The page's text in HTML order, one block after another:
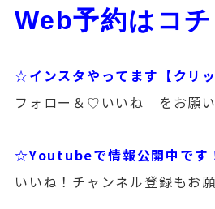
Web予約はコチ
☆インスタやってます【クリッ
フォロー＆♡いいね をお願
☆Youtubeで情報公開中です
いいね！チャンネル登録もお